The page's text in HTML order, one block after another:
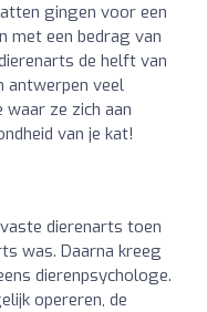
gingen voor een
met een bedrag van
de helft van
antwerpen veel
waar ze zich aan
van je kat!
dierenarts toen
was. Daarna kreeg
dierenpsychologe.
opereren, de